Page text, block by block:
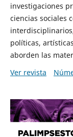
investigaciones
ciencias sociales
políticas,
aborden las
Ver revista